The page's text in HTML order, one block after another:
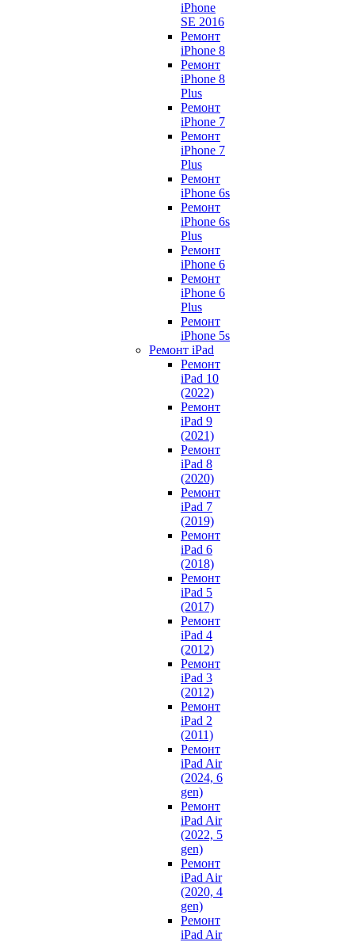
iPhone
SE 2016
Ремонт
iPhone 8
Ремонт
iPhone 8
Plus
Ремонт
iPhone 7
Ремонт
iPhone 7
Plus
Ремонт
iPhone 6s
Ремонт
iPhone 6s
Plus
Ремонт
iPhone 6
Ремонт
iPhone 6
Plus
Ремонт
iPhone 5s
Ремонт iPad
Ремонт
iPad 10
(2022)
Ремонт
iPad 9
(2021)
Ремонт
iPad 8
(2020)
Ремонт
iPad 7
(2019)
Ремонт
iPad 6
(2018)
Ремонт
iPad 5
(2017)
Ремонт
iPad 4
(2012)
Ремонт
iPad 3
(2012)
Ремонт
iPad 2
(2011)
Ремонт
iPad Air
(2024, 6
gen)
Ремонт
iPad Air
(2022, 5
gen)
Ремонт
iPad Air
(2020, 4
gen)
Ремонт
iPad Air